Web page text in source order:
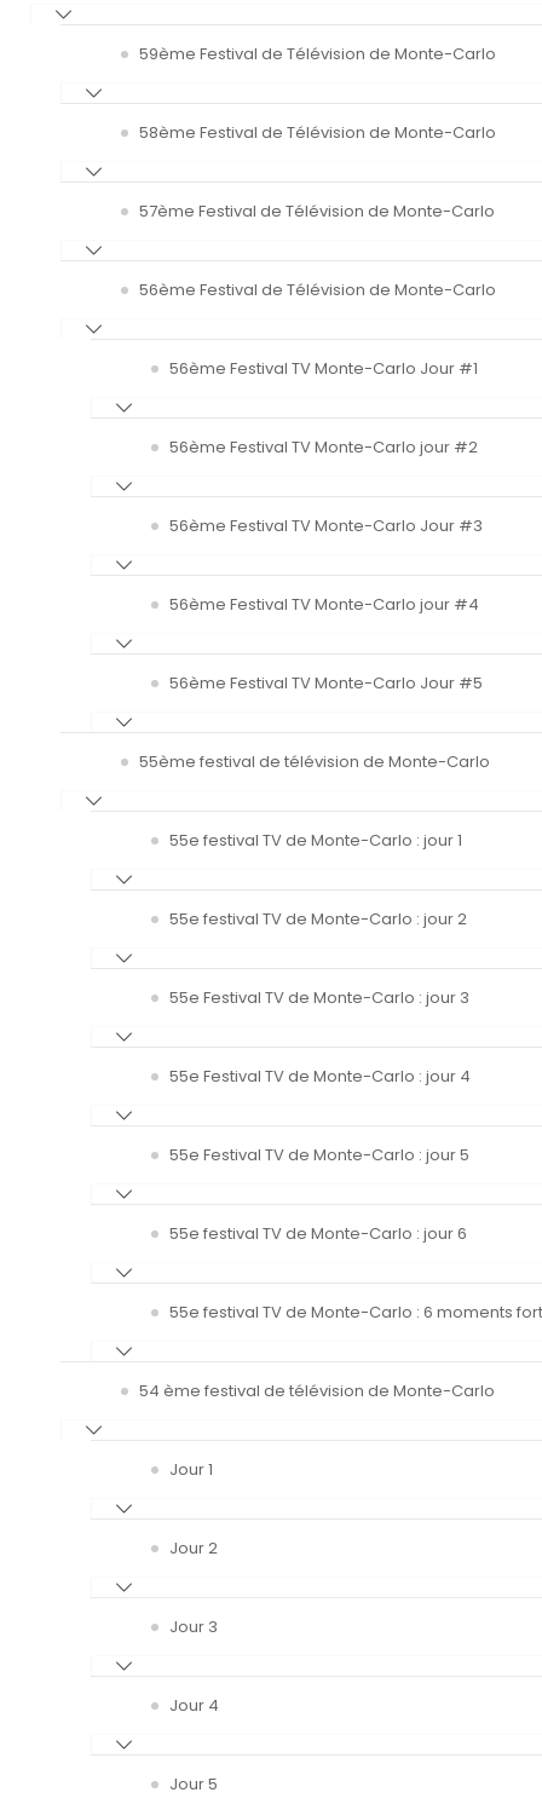
59ème Festival de Télévision de Monte-Carlo
58ème Festival de Télévision de Monte-Carlo
57ème Festival de Télévision de Monte-Carlo
56ème Festival de Télévision de Monte-Carlo
56ème Festival TV Monte-Carlo Jour #1
56ème Festival TV Monte-Carlo jour #2
56ème Festival TV Monte-Carlo Jour #3
56ème Festival TV Monte-Carlo jour #4
56ème Festival TV Monte-Carlo Jour #5
55ème festival de télévision de Monte-Carlo
55e festival TV de Monte-Carlo : jour 1
55e festival TV de Monte-Carlo : jour 2
55e Festival TV de Monte-Carlo : jour 3
55e Festival TV de Monte-Carlo : jour 4
55e Festival TV de Monte-Carlo : jour 5
55e festival TV de Monte-Carlo : jour 6
55e festival TV de Monte-Carlo : 6 moments
54 ème festival de télévision de Monte-Carlo
Jour 1
Jour 2
Jour 3
Jour 4
Jour 5